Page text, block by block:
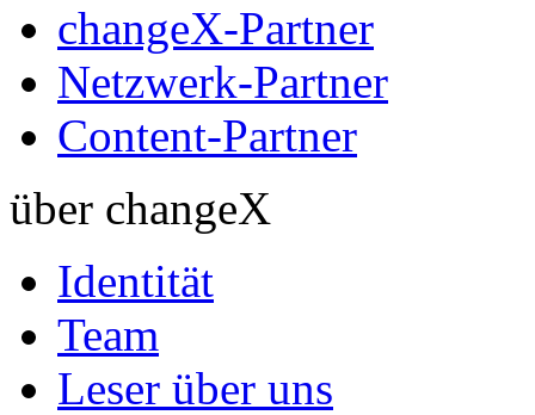
changeX-Partner
Netzwerk-Partner
Content-Partner
über changeX
Identität
Team
Leser über uns